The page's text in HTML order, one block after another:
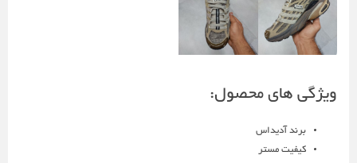
ویژگی های محصول:
برند آدیداس
کیفیت مستر